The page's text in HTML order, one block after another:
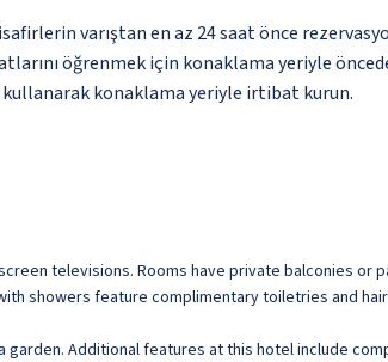
varıştan en az 24 saat önce
öğrenmek için konaklama yeriyle
konaklama yeriyle irtibat kurun.
televisions. Rooms have private balconies
showers feature complimentary toiletries and
Additional features at this hotel include